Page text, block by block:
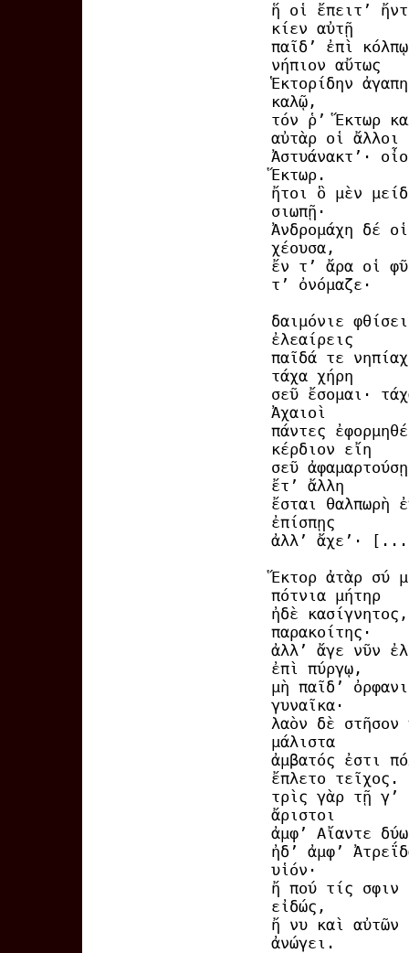
ἥ οἱ ἔπειτ’
κίεν αὐτῇ
παῖδ’ ἐπὶ
νήπιον αὔτως
Ἑκτορίδην
καλῷ,
τόν ῥ’ Ἕκτωρ
αὐτὰρ οἱ ἄλλοι
Ἀστυάνακτ’·
Ἕκτωρ.
ἤτοι ὃ μὲν
σιωπῇ·
Ἀνδρομάχη δέ
χέουσα,
ἔν τ’ ἄρα οἱ
τ’ ὀνόμαζε·
δαιμόνιε
ἐλεαίρεις
παῖδά τε
τάχα χήρη
σεῦ ἔσομαι·
Ἀχαιοὶ
πάντες
κέρδιον εἴη
σεῦ
ἔτ’ ἄλλη
ἔσται θαλπωρὴ
ἐπίσπῃς
ἀλλ’ ἄχε’·
Ἕκτορ ἀτὰρ σύ
πότνια μήτηρ
ἠδὲ
παρακοίτης·
ἀλλ’ ἄγε νῦν
ἐπὶ πύργῳ,
μὴ παῖδ’
γυναῖκα·
λαὸν δὲ στῆσον
μάλιστα
ἀμβατός ἐστι
ἔπλετο τεῖχος.
τρὶς γὰρ τῇ γ’
ἄριστοι
ἀμφ’ Αἴαντε
ἠδ’ ἀμφ’
υἱόν·
ἤ πού τίς σφιν
εἰδώς,
ἤ νυ καὶ αὐτῶν
ἀνώγει.